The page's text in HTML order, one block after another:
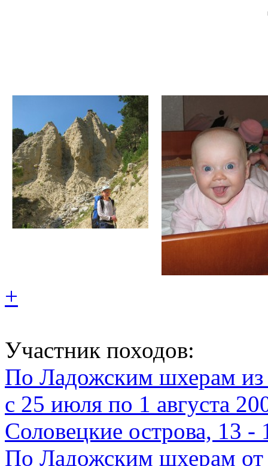
+
Участник походов:
По Ладожским шхерам из
с 25 июля по 1 августа
Соловецкие острова, 13
По Ладожским шхерам от